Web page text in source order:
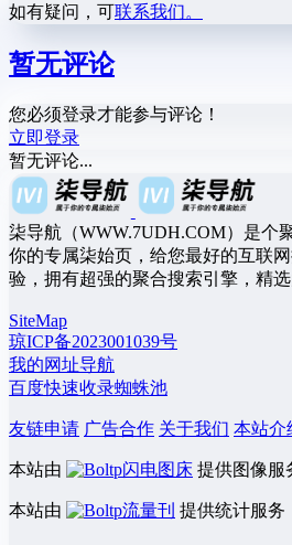
如有疑问，可联系我们。
暂无评论
您必须登录才能参与评论！
立即登录
暂无评论...
柒导航（WWW.7UDH.COM）是个
你的专属柒始页，给您最好的互联
验，拥有超强的聚合搜索引擎，精
SiteMap
琼ICP备2023001039号
我的网址导航
百度快速收录蜘蛛池
友链申请 广告合作 关于我们 本站介
本站由 闪电图床 提供图像服
本站由 流量刊 提供统计服务